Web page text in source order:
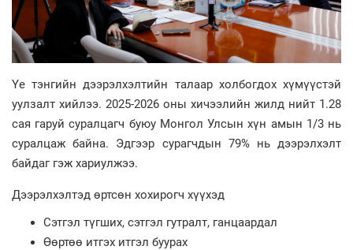
Үе тэнгийн дээрэлхэлтийн талаар холбогдох хүмүүстэй
уулзалт хийлээ. 2025-2026 оны хичээлийн жилд нийт 1.28
сая гаруй суралцагч буюу Монгол Улсын хүн амын 1/3 нь
суралцаж байна. Эдгээр сурагчдын 79% нь дээрэлхэлт
байдаг гэж хариулжээ.
Дээрэлхэлтэд өртсөн хохирогч хүүхэд
Сэтгэл түгших, сэтгэл гутралт, ганцаардал
Өөртөө итгэх итгэл буурах